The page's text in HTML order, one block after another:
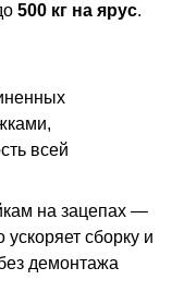
500 кг на ярус.
всей
на зацепах —
ускоряет сборку и
демонтажа